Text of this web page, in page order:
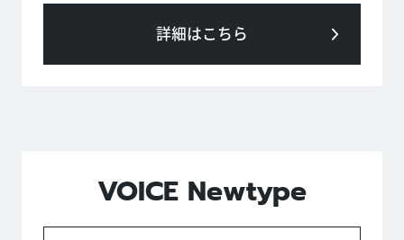
詳細はこちら
VOICE Newtype